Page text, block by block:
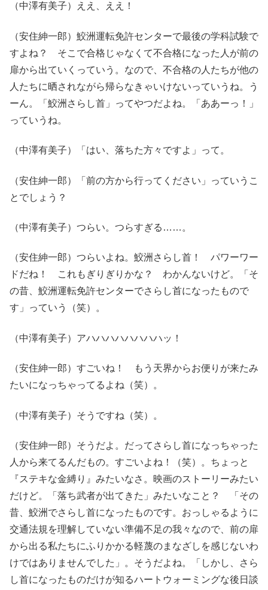
（中澤有美子）ええ、ええ！
（安住紳一郎）鮫洲運転免許センターで最後の学科試験で
すよね？ そこで合格じゃなくて不合格になった人が前の
扉から出ていくっていう。なので、不合格の人たちが他の
人たちに晒されながら帰らなきゃいけないっていうね。う
ーん。「鮫洲さらし首」ってやつだよね。「ああーっ！」
っていうね。
（中澤有美子）「はい、落ちた方々ですよ」って。
（安住紳一郎）「前の方から行ってください」っていうこ
とでしょう？
（中澤有美子）つらい。つらすぎる……。
（安住紳一郎）つらいよね。鮫洲さらし首！ パワーワー
ドだね！ これもぎりぎりかな？ わかんないけど。「そ
の昔、鮫洲運転免許センターでさらし首になったもので
す」っていう（笑）。
（中澤有美子）アハハハハハハハハッ！
（安住紳一郎）すごいね！ もう天界からお便りが来たみ
たいになっちゃってるよね（笑）。
（中澤有美子）そうですね（笑）。
（安住紳一郎）そうだよ。だってさらし首になっちゃった
人から来てるんだもの。すごいよね！（笑）。ちょっと
『ステキな金縛り』みたいなさ。映画のストーリーみたい
だけど。「落ち武者が出てきた」みたいなこと？ 「その
昔、鮫洲でさらし首になったものです。おっしゃるように
交通法規を理解していない準備不足の我々なので、前の扉
から出る私たちにふりかかる軽蔑のまなざしを感じないわ
けではありませんでした」。そうだよね。「しかし、さら
し首になったものだけが知るハートウォーミングな後日談